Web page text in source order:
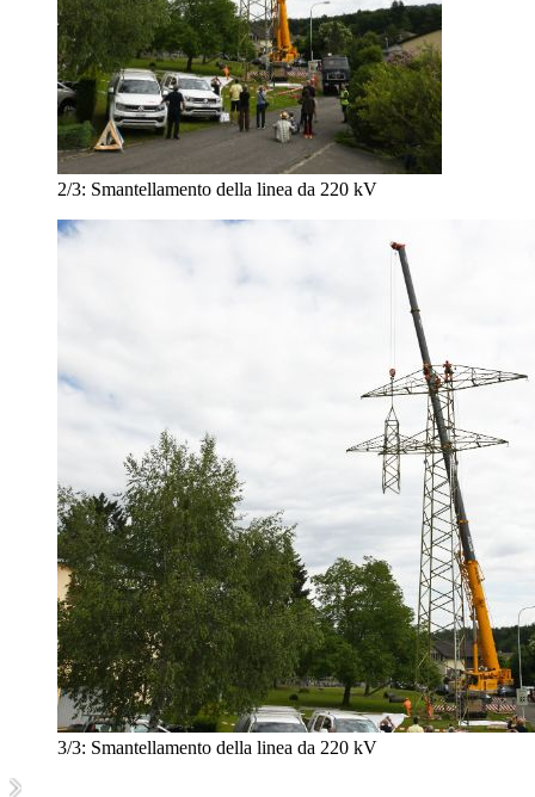
2/3: Smantellamento della linea da 220 kV
3/3: Smantellamento della linea da 220 kV